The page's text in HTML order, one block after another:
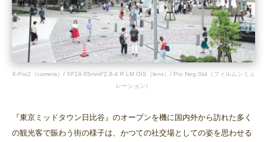
X-Pro2（camera）/ XF18-55mmF2.8-4 R LM OIS（lens）/ Pro Neg.Std（フィルムシミュ
レーション）
『東京ミッドタウン日比谷』のオープンを機に国内外から訪れた多く
の観光客で賑わう街の様子は、かつての社交場としての姿を思わせる